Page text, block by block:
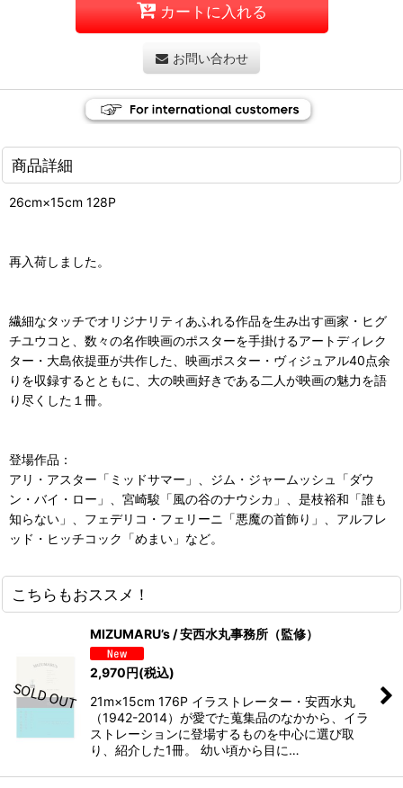
カートに入れる
お問い合わせ
商品詳細
26cm×15cm 128P
再入荷しました。
繊細なタッチでオリジナリティあふれる作品を生み出す画家・ヒグ
チユウコと、数々の名作映画のポスターを手掛けるアートディレク
ター・大島依提亜が共作した、映画ポスター・ヴィジュアル40点余
りを収録するとともに、大の映画好きである二人が映画の魅力を語
り尽くした１冊。
登場作品：
アリ・アスター「ミッドサマー」、ジム・ジャームッシュ「ダウ
ン・バイ・ロー」、宮崎駿「風の谷のナウシカ」、是枝裕和「誰も
知らない」、フェデリコ・フェリーニ「悪魔の首飾り」、アルフレ
ッド・ヒッチコック「めまい」など。
こちらもおススメ！
MIZUMARU’s / 安西水丸事務所（監修）
2,970円(税込)
21m×15cm 176P イラストレーター・安西水丸
（1942-2014）が愛でた蒐集品のなかから、イラ
ストレーションに登場するものを中心に選び取
り、紹介した1冊。 幼い頃から目に…